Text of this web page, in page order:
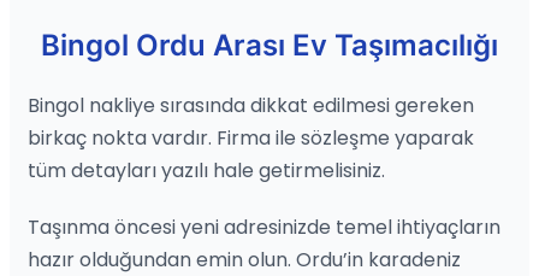
Bingol Ordu Arası Ev Taşımacılığı
Bingol nakliye sırasında dikkat edilmesi gereken
birkaç nokta vardır. Firma ile sözleşme yaparak
tüm detayları yazılı hale getirmelisiniz.
Taşınma öncesi yeni adresinizde temel ihtiyaçların
hazır olduğundan emin olun. Ordu’in karadeniz